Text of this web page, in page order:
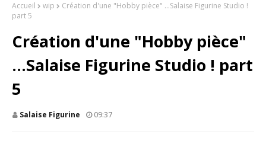
Accueil wip
Création d'une "Hobby pièce" ...Salaise Figurine Studio !
part 5
Création d'une "Hobby pièce"
...Salaise Figurine Studio ! part
5
Salaise Figurine 09:37